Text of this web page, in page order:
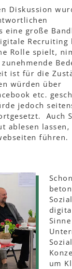
Diskussion
eine große
Recruiting
Rolle spielt,
ist für die
würden über
etc.
jedoch
Auch
ablesen lassen,
führen.
um